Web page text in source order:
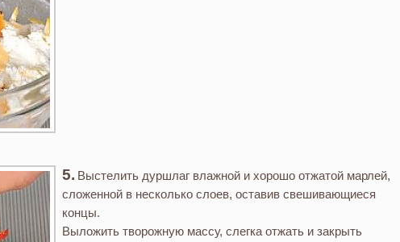
Выстелить дуршлаг влажной и хорошо отжатой марлей,
сложенной в несколько слоев, оставив свешивающиеся
концы.
Выложить творожную массу, слегка отжать и закрыть